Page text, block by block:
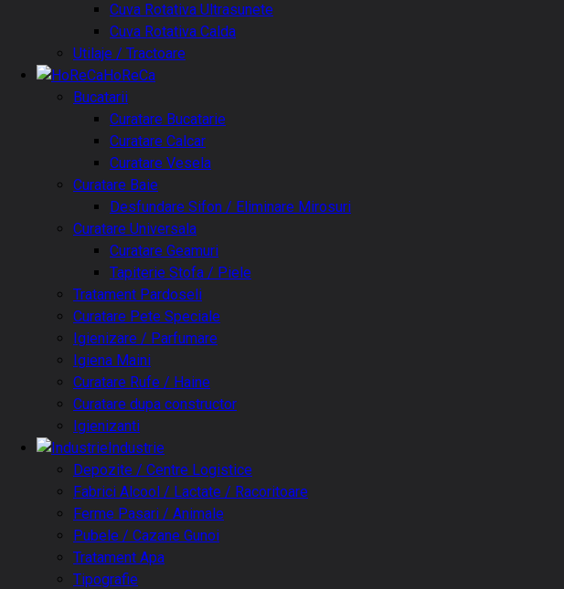
Cuva Rotativa Ultrasunete
Cuva Rotativa Calda
Utilaje / Tractoare
HoReCa
Bucatarii
Curatare Bucatarie
Curatare Calcar
Curatare Vesela
Curatare Baie
Desfundare Sifon / Eliminare Mirosuri
Curatare Universala
Curatare Geamuri
Tapiterie Stofa / Piele
Tratament Pardoseli
Curatare Pete Speciale
Igienizare / Parfumare
Igiena Maini
Curatare Rufe / Haine
Curatare dupa constructor
Igienizanti
Industrie
Depozite / Centre Logistice
Fabrici Alcool / Lactate / Racoritoare
Ferme Pasari / Animale
Pubele / Cazane Gunoi
Tratament Apa
Tipografie